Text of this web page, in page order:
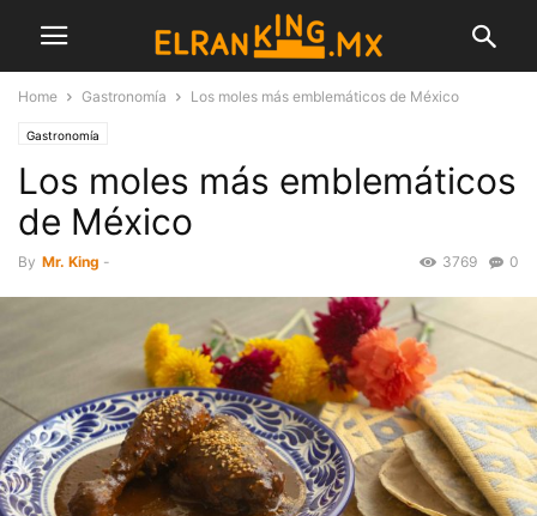
Home Gastronomía Los moles más emblemáticos de México
Gastronomía
Los moles más emblemáticos
de México
By Mr. King - 0
3769